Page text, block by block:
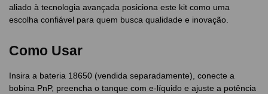
aliado à tecnologia avançada posiciona este kit como uma
escolha confiável para quem busca qualidade e inovação.
Como Usar
Insira a bateria 18650 (vendida separadamente), conecte a
bobina PnP, preencha o tanque com e-líquido e ajuste a potência